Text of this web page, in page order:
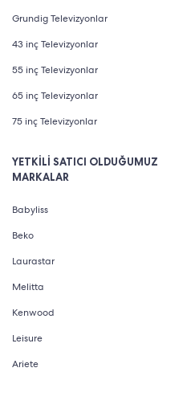
Grundig Televizyonlar
43 inç Televizyonlar
55 inç Televizyonlar
65 inç Televizyonlar
75 inç Televizyonlar
YETKİLİ SATICI OLDUĞUMUZ
MARKALAR
Babyliss
Beko
Laurastar
Melitta
Kenwood
Leisure
Ariete